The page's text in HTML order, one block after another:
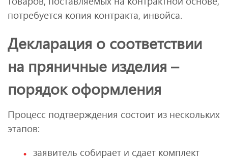
потребуется копия контракта, инвойса.
Декларация о соответствии
на пряничные изделия –
порядок оформления
Процесс подтверждения состоит из нескольких
этапов:
заявитель собирает и сдает комплект